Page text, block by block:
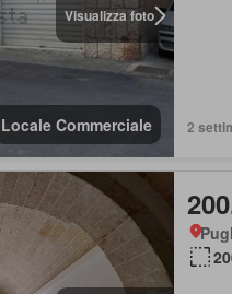
Visualizza foto
Locale Commerciale 2